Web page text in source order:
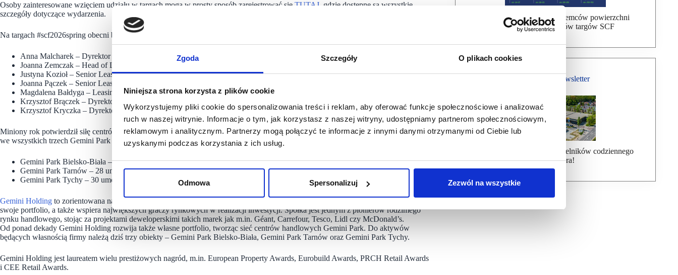
Zgoda Szczegóły O plikach cookies
Niniejsza strona korzysta z plików cookie
Wykorzystujemy pliki cookie do spersonalizowania treści i reklam, aby oferować funkcje społecznościowe i analizować
ruch w naszej witrynie. Informacje o tym, jak korzystasz z naszej witryny, udostępniamy partnerom społecznościowym,
reklamowym i analitycznym. Partnerzy mogą połączyć te informacje z innymi danymi otrzymanymi od Ciebie lub
uzyskanymi podczas korzystania z ich usług.
Odmowa Spersonalizuj Zezwól na wszystkie
Osoby zainteresowane wzięciem udziału w targach mogą w prosty sposób zarejestrować się TUTAJ , gdzie dostępne są wszystkie
szczegóły dotyczące wydarzenia.
Na targach #scf2026spring obecni będą:
Anna Malcharek – Dyrektor Zarządzająca,
Joanna Zemczak – Head of Lease,
Justyna Kozioł – Senior Leasing Manager,
Joanna Pączek – Senior Leasing Manager,
Magdalena Bałdyga – Leasing Manager,
Krzysztof Brączek – Dyrektor Centrum Gemini Park Bielsko-Biała,
Krzysztof Kryczka – Dyrektor Centrum Gemini Park Tarnów.
Miniony rok potwierdził siłę centrów Gemini oraz skuteczność konsekwentnie realizowanej strategii leasingowej. W 2025 roku
we wszystkich trzech Gemini Park podpisano łącznie 93 umowy najmu, obejmujące aż 40,5 tys. m² powierzchni.
Gemini Park Bielsko-Biała – 33 umowy | ponad 11 tys. m²
Gemini Park Tarnów – 28 umów | niemal 16,5 tys. m²
Gemini Park Tychy – 30 umów | ponad 13 tys. m²
Gemini Holding to zorientowana na nowoczesne inwestycje polska firma deweloperska, która od ponad 30 lat z sukcesem rozwija
swoje portfolio, a także wspiera największych graczy rynkowych w realizacji inwestycji. Spółka jest jednym z pionierów rodzimego
rynku handlowego, stojąc za projektami deweloperskimi takich marek jak m.in. Géant, Carrefour, Tesco, Lidl czy McDonald’s.
Od ponad dekady Gemini Holding rozwija także własne portfolio, tworząc sieć centrów handlowych Gemini Park. Do aktywów
będących własnością firmy należą dziś trzy obiekty – Gemini Park Bielsko-Biała, Gemini Park Tarnów oraz Gemini Park Tychy.
Gemini Holding jest laureatem wielu prestiżowych nagród, m.in. European Property Awards, Eurobuild Awards, PRCH Retail Awards
i CEE Retail Awards.
Bezpłatna wysyłka dla najemców powierzchni
handlowej, uczestników targów SCF
Bezpłatny Newsletter
Dołącz do ponad 7000 czytelników codziennego
newslettera!